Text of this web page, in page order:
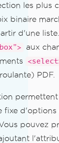
les plus
binaire
d'une
aux
PDF.
fixe d'options
Vous pouvez